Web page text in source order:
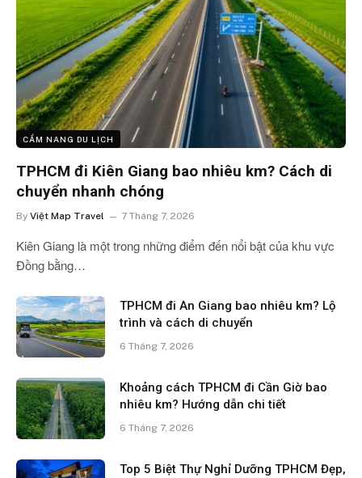
CẨM NANG DU LỊCH
TPHCM đi Kiên Giang bao nhiêu km? Cách di
chuyển nhanh chóng
By Việt Map Travel 7 Tháng 7, 2026
Kiên Giang là một trong những điểm đến nổi bật của khu vực
Đồng bằng…
TPHCM đi An Giang bao nhiêu km? Lộ
trình và cách di chuyển
6 Tháng 7, 2026
Khoảng cách TPHCM đi Cần Giờ bao
nhiêu km? Hướng dẫn chi tiết
6 Tháng 7, 2026
Top 5 Biệt Thự Nghỉ Dưỡng TPHCM Đẹp,